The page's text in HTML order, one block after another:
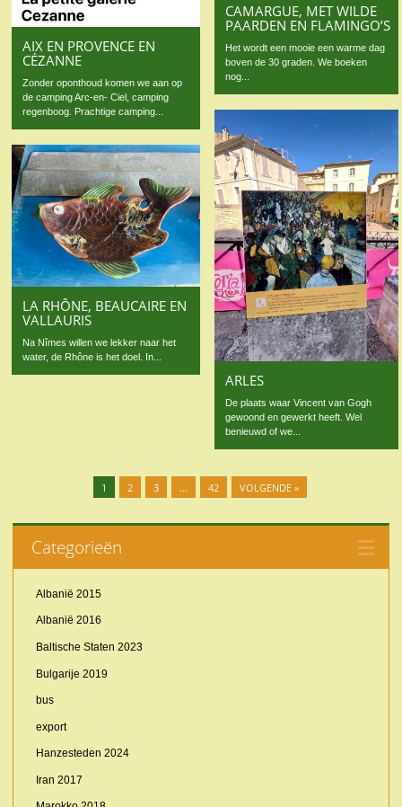
AIX EN PROVENCE EN
CÉZANNE
Zonder oponthoud komen we aan op
de camping Arc-en- Ciel, camping
regenboog. Prachtige camping...
CAMARGUE, MET WILDE
PAARDEN EN FLAMINGO’S
Het wordt een mooie een warme dag
boven de 30 graden. We boeken
nog...
ARLES
De plaats waar Vincent van Gogh
gewoond en gewerkt heeft. Wel
benieuwd of we...
LA RHÔNE, BEAUCAIRE EN
VALLAURIS
Na Nîmes willen we lekker naar het
water, de Rhône is het doel. In...
1 2 3 … 42 VOLGENDE »
Categorieën
Albanië 2015
Albanië 2016
Baltische Staten 2023
Bulgarije 2019
bus
export
Hanzesteden 2024
Iran 2017